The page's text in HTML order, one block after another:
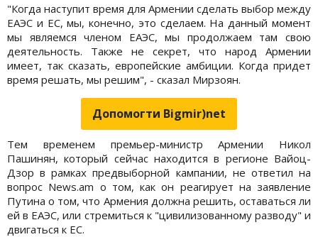
"Когда наступит время для Армении сделать выбор между
ЕАЭС и ЕС, мы, конечно, это сделаем. На данный момент
мы являемся членом ЕАЭС, мы продолжаем там свою
деятельность. Также не секрет, что народ Армении
имеет, так сказать, европейские амбиции. Когда придет
время решать, мы решим", - сказал Мирзоян.
Допомогти Bigmir)net
Тем временем премьер-министр Армении Никол
Пашинян, который сейчас находится в регионе Вайоц-
Дзор в рамках предвыборной кампании, не ответил на
вопрос News.am о том, как он реагирует на заявление
Путина о том, что Армения должна решить, оставаться ли
ей в ЕАЭС, или стремиться к "цивилизованному разводу" и
двигаться к ЕС.